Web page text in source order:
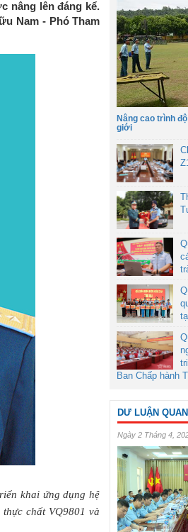
nâng lên đáng kể.
Nam - Phó Tham
khai ứng dụng hệ
chất VQ9801 và
Nâng cao trình
giới
Ban Chấp hành
DƯ LUẬN
Ngày 2 Tháng 4,